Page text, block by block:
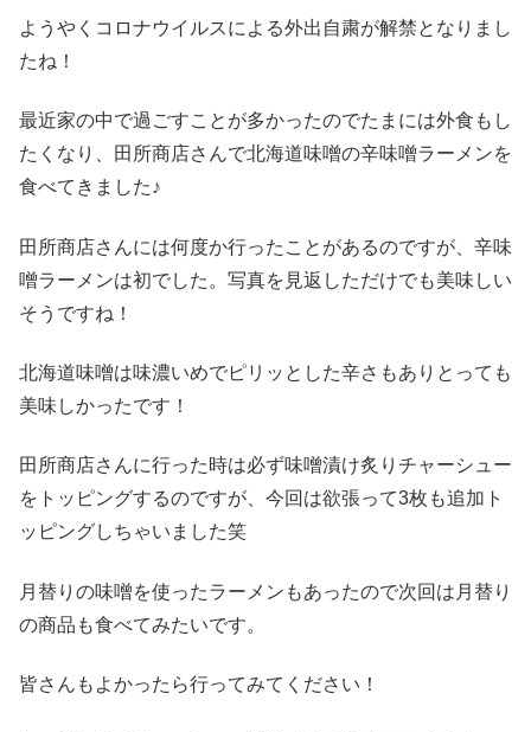
ようやくコロナウイルスによる外出自粛が解禁となりまし
たね！
最近家の中で過ごすことが多かったのでたまには外食もし
たくなり、田所商店さんで北海道味噌の辛味噌ラーメンを
食べてきました♪
田所商店さんには何度か行ったことがあるのですが、辛味
噌ラーメンは初でした。写真を見返しただけでも美味しい
そうですね！
北海道味噌は味濃いめでピリッとした辛さもありとっても
美味しかったです！
田所商店さんに行った時は必ず味噌漬け炙りチャーシュー
をトッピングするのですが、今回は欲張って3枚も追加ト
ッピングしちゃいました笑
月替りの味噌を使ったラーメンもあったので次回は月替り
の商品も食べてみたいです。
皆さんもよかったら行ってみてください！